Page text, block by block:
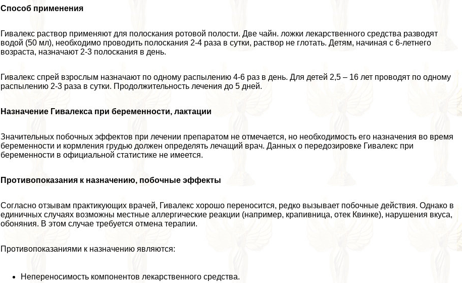
Способ применения
Гивалекс раствор применяют для полоскания ротовой полости. Две чайн. ложки лекарственного средства разводят
водой (50 мл), необходимо проводить полоскания 2-4 раза в сутки, раствор не глотать. Детям, начиная с 6-летнего
возраста, назначают 2-3 полоскания в день.
Гивалекс спрей взрослым назначают по одному распылению 4-6 раз в день. Для детей 2,5 – 16 лет проводят по одному
распылению 2-3 раза в сутки. Продолжительность лечения до 5 дней.
Назначение Гивалекса при беременности, лактации
Значительных побочных эффектов при лечении препаратом не отмечается, но необходимость его назначения во время
беременности и кормления гpyдью должен определять лечащий врач. Данных о передозировке Гивалекс при
беременности в официальной статистике не имеется.
Противопоказания к назначению, побочные эффекты
Согласно отзывам пpaктикующих врачей, Гивалекс хорошо переносится, редко вызывает побочные действия. Однако в
единичных случаях возможны местные аллергические реакции (например, крапивница, отек Квинке), нарушения вкуса,
обоняния. В этом случае требуется отмена терапии.
Противопоказаниями к назначению являются:
Непереносимость компонентов лекарственного средства.